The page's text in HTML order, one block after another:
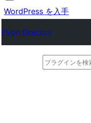
キ
プ
WordPress を入手
Plugin Directory
プ